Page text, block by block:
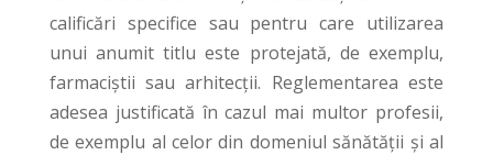
calificări specifice sau pentru care utilizarea
unui anumit titlu este protejată, de exemplu,
farmaciștii sau arhitecții. Reglementarea este
adesea justificată în cazul mai multor profesii,
de exemplu al celor din domeniul sănătății și al